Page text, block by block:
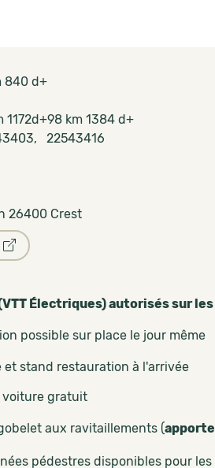
840 d+
km 1384 d+
22543416
26400 Crest
Électriques) autorisés sur
possible sur place le jour même
et stand restauration à l'arrivée
voiture gratuit
aux ravitaillements (
pédestres disponibles pour